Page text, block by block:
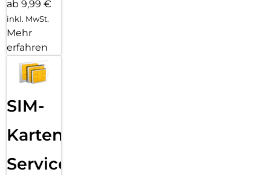
ab 9,99 €
inkl. MwSt.
Mehr
erfahren
SIM-
Karten
Service: